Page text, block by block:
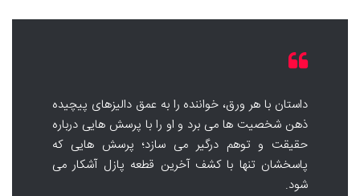
داستان با هر ورق، خواننده را به عمق دالیزهای پیچیده
ذهن شخصیت ها می برد و او را با پرسش هایی درباره
حقیقت و توهم درگیر می سازد؛ پرسش هایی که
پاسخشان تنها با کشف آخرین قطعه پازل آشکار می
شود.